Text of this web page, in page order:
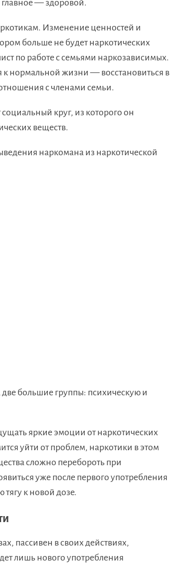
— здоровой.
Изменение ценностей и
больше не будет наркотических
по работе с семьями наркозависимых.
к нормальной жизни — восстановиться в
с членами семьи.
круг, из которого он
веществ.
наркомана из наркотической
большие группы: психическую и
яркие эмоции от наркотических
уйти от проблем, наркотики в этом
сложно перебороть при
уже после первого употребления
к новой дозе.
пассивен в своих действиях,
лишь нового употребления